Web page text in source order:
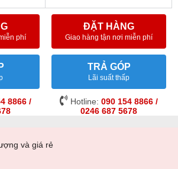
phí
8866 /
ĐẶT HÀNG
Giao hàng tận nơi miễn phí
TRẢ GÓP
Lãi suất thấp
Hotline: 090 154 8866 /
0246 687 5678
và giá rẻ